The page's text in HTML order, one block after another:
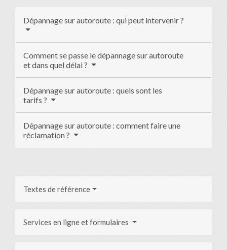
Dépannage sur autoroute : qui peut intervenir ?
Comment se passe le dépannage sur autoroute
et dans quel délai ?
Dépannage sur autoroute : quels sont les
tarifs ?
Dépannage sur autoroute : comment faire une
réclamation ?
Textes de référence
Services en ligne et formulaires